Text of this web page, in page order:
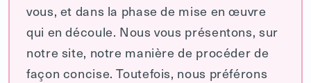
vous, et dans la phase de mise en œuvre
qui en découle. Nous vous présentons, sur
notre site, notre manière de procéder de
façon concise. Toutefois, nous préférons